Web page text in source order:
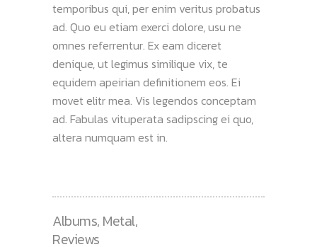
temporibus qui, per enim veritus probatus
ad. Quo eu etiam exerci dolore, usu ne
omnes referrentur. Ex eam diceret
denique, ut legimus similique vix, te
equidem apeirian definitionem eos. Ei
movet elitr mea. Vis legendos conceptam
ad. Fabulas vituperata sadipscing ei quo,
altera numquam est in.
Albums, Metal,
Reviews